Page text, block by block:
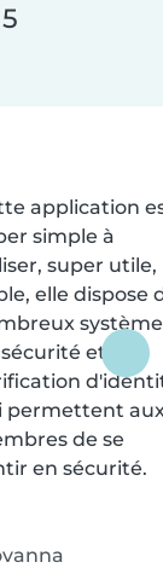
application
simple à
super utile,
elle dispose
et de
permettent
de se
en sécurité.